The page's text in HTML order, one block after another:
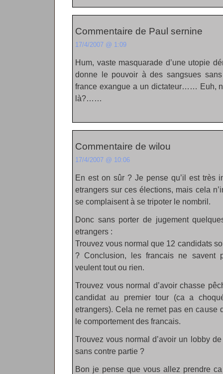
Commentaire de Paul sernine
17/4/2007 @ 1:09
Hum, vaste masquarade d’une utopie
donne le pouvoir à des sangsues
france exangue a un dictateur…… Euh,
là?……
Commentaire de wilou
17/4/2007 @ 10:06
En est on sûr ? Je pense qu’il est très
etrangers sur ces élections, mais cela
se complaisent à se tripoter le nombril.
Donc sans porter de jugement
etrangers :
Trouvez vous normal que 12 candidats
? Conclusion, les francais ne savent
veulent tout ou rien.
Trouvez vous normal d’avoir chasse
candidat au premier tour (ca a
etrangers). Cela ne remet pas en cause
le comportement des francais.
Trouvez vous normal d’avoir un lobby
sans contre partie ?
Bon je pense que vous allez prendre